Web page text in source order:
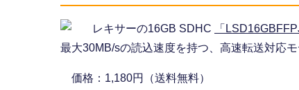
レキサーの16GB SDHC 「
最大30MB/sの読込速度を持つ、高速転送対応モ
価格：1,180円（送料無料）